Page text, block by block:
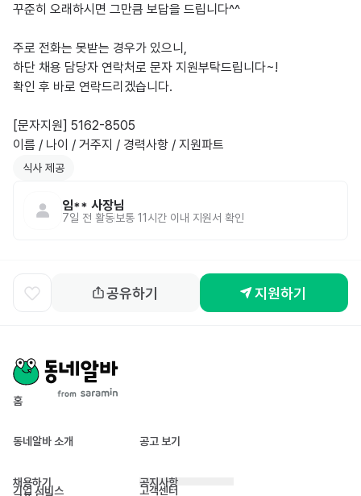
꾸준히 오래하시면 그만큼 보답을 드립니다^^
주로 전화는 못받는 경우가 있으니,
하단 채용 담당자 연락처로 문자 지원부탁드립니다~!
확인 후 바로 연락드리겠습니다.
[문자지원] 5162-8505
이름 / 나이 / 거주지 / 경력사항 / 지원파트
식사 제공
임** 사장님
7일 전 활동보통 11시간 이내 지원서 확인
공유하기 지원하기
홈
동네알바 소개 공고 보기
채용하기
기업 서비스
공지사항
고객센터